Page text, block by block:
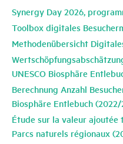
Synergy Day 2026,
Toolbox digitales
Methodenübersicht
UNESCO Biosphäre
Berechnung Anzahl
Biosphäre Entlebuch (2022/
Étude sur la valeur
Parcs naturels régionaux